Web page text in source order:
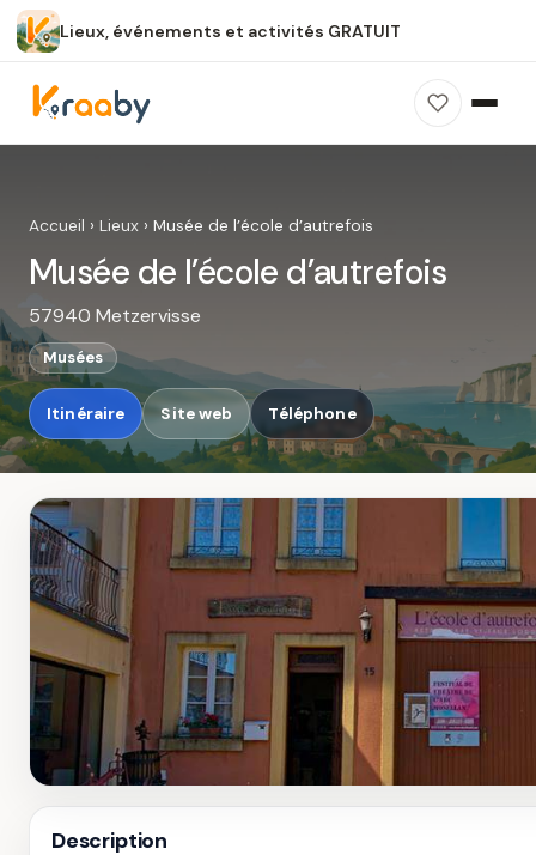
Lieux, événements et activités GRATUIT
spot dans Kraaby.
Accueil › Lieux › Musée de l’école d’autrefois
Musée de l’école d’autrefois
57940 Metzervisse
Musées
Itinéraire Site web Téléphone
Description